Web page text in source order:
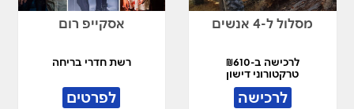
מסלול ל-4 אנשים
לרכישה ב-₪610
טרקטורוני דישון
לרכישה
אסקייפ רום
רשת חדרי בריחה
לפרטים